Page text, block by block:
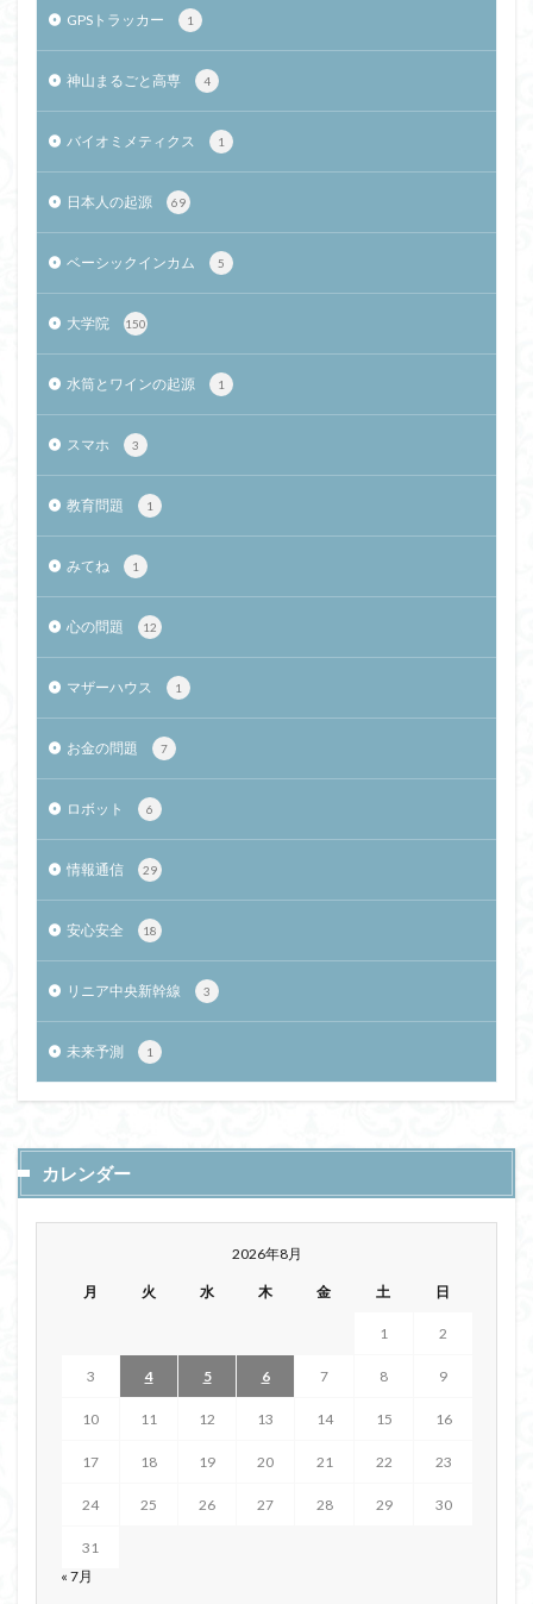
GPSトラッカー 1
神山まるごと高専 4
バイオミメティクス 1
日本人の起源 69
ベーシックインカム 5
大学院 150
水筒とワインの起源 1
スマホ 3
教育問題 1
みてね 1
心の問題 12
マザーハウス 1
お金の問題 7
ロボット 6
情報通信 29
安心安全 18
リニア中央新幹線 3
未来予測 1
カレンダー
2026年8月
月 火 水 木 金 土 日
1 2
3 4 5 6 7 8 9
10 11 12 13 14 15 16
17 18 19 20 21 22 23
24 25 26 27 28 29 30
31
« 7月